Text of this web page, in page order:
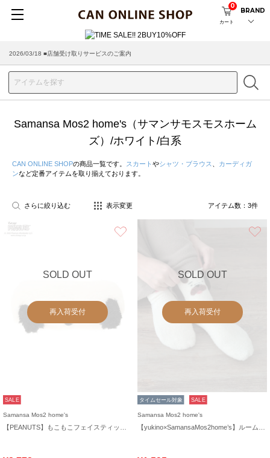
カート
0
BRAND
2026/03/18 ■店舗受け取りサービスのご案内
Samansa Mos2 home's（サマンサモスモスホーム
ズ）/ホワイト/白系
CAN ONLINE SHOPの商品一覧です。 スカート やシャツ・ブラウス
カーディガ
ンなど定番アイテムを取り揃えております。
さらに絞り込む 表示変更 アイテム数： 3件
SOLD OUT
再入荷受付
SALE
Samansa Mos2 home's
SOLD OUT
再入荷受付
タイムセール対象 SALE
Samansa Mos2 home's